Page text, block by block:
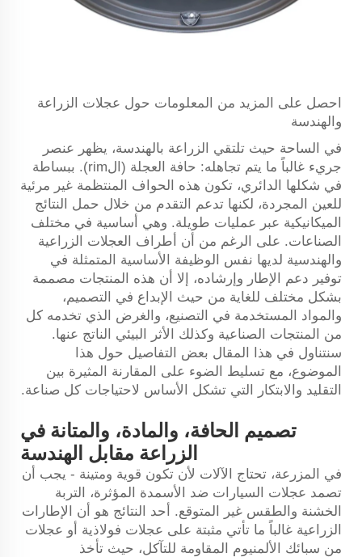
احصل على المزيد من المعلومات حول عجلات الزراعة
والهندسة
في الساحة حيث تلتقي الزراعة بالهندسة، يظهر عنصر
جريء غالباً ما يتم تجاهله: حافة العجلة (الrim). ببساطة
في شكلها الدائري، تكون هذه الحواف المنتظمة غير مرئية
للعين المجردة، لكنها تدعم التقدم من خلال حمل النتائج
الميكانيكية عبر عمليات طويلة. وهي أساسية في مختلف
الصناعات. على الرغم من أن أطراف العجلات الزراعية
والهندسية لديها نفس الوظيفة الأساسية المتمثلة في
توفير دعم الإطار وإرشاده، إلا أن هذه المنتجات مصممة
بشكل مختلف للغاية من حيث الإبداع في التصميم،
والمواد المستخدمة في التصنيع، والغرض الذي تخدمه كل
من المنتجات الصناعية وكذلك الأثر البيئي الناتج عنها.
سنتناول في هذا المقال بعض التفاصيل حول هذا
الموضوع، مع تسليط الضوء على المقارنة المثيرة بين
التقليد والابتكار التي تشكل الأساس لاحتياجات كل صناعة.
تصميم الحافة، والمادة، والمتانة في
الزراعة مقابل الهندسة
في المزرعة، تحتاج الآلات لأن تكون قوية ومتينة - يجب أن
تصمد عجلات السيارات ضد الأسمدة المؤثرة، التربة
الخشنة والطقس غير المتوقع. أحد النتائج هو أن الإطارات
الزراعية غالباً ما تأتي مثبتة على عجلات فولاذية أو عجلات
من سبائك الألمنيوم المقاومة للتآكل، حيث تأخذ